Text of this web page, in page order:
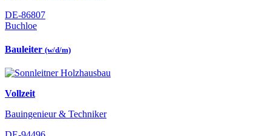
DE-86807
Buchloe
Bauleiter (w/d/m)
Vollzeit
Bauingenieur & Techniker